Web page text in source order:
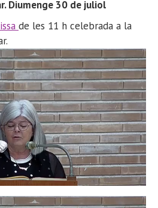
Diumenge 30 de juliol
de les 11 h celebrada a la